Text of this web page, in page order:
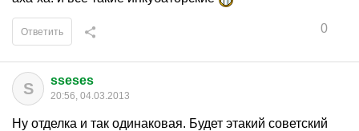
0
Ответить
S sseses
20:56, 04.03.2013
Ну отделка и так одинаковая. Будет этакий советский